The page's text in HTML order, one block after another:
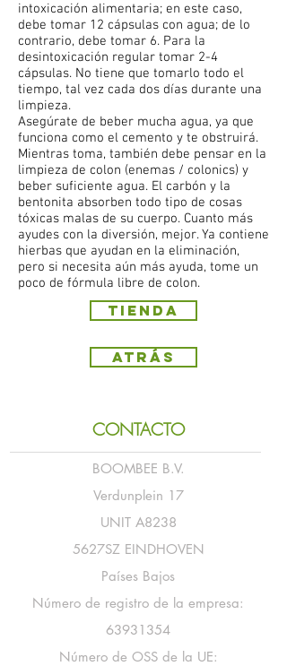
intoxicación alimentaria; en este caso,
debe tomar 12 cápsulas con agua; de lo
contrario, debe tomar 6. Para la
desintoxicación regular tomar 2-4
cápsulas. No tiene que tomarlo todo el
tiempo, tal vez cada dos días durante una
limpieza.
Asegúrate de beber mucha agua, ya que
funciona como el cemento y te obstruirá.
Mientras toma, también debe pensar en la
limpieza de colon (enemas / colonics) y
beber suficiente agua. El carbón y la
bentonita absorben todo tipo de cosas
tóxicas malas de su cuerpo. Cuanto más
ayudes con la diversión, mejor. Ya contiene
hierbas que ayudan en la eliminación,
pero si necesita aún más ayuda, tome un
poco de fórmula libre de colon.
Tienda
Atrás
CONTACTO
BOOMBEE B.V.
Verdunplein 17
UNIT A8238
5627SZ EINDHOVEN
Países Bajos
Número de registro de la empresa:
63931354
Número de OSS de la UE: